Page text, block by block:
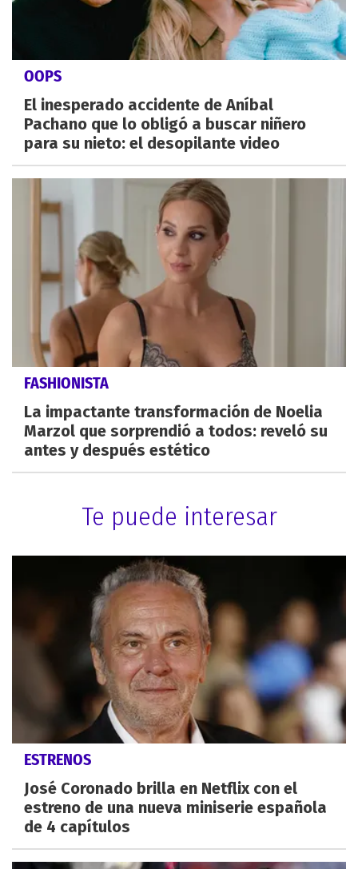
OOPS
El inesperado accidente de Aníbal
Pachano que lo obligó a buscar niñero
para su nieto: el desopilante video
FASHIONISTA
La impactante transformación de Noelia
Marzol que sorprendió a todos: reveló su
antes y después estético
Te puede interesar
ESTRENOS
José Coronado brilla en Netflix con el
estreno de una nueva miniserie española
de 4 capítulos